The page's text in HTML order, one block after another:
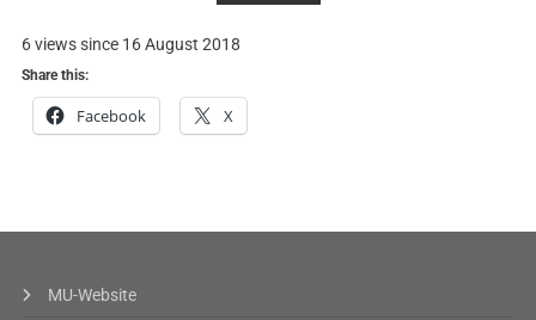
6 views since 16 August 2018
Share this:
Facebook X
MU-Website